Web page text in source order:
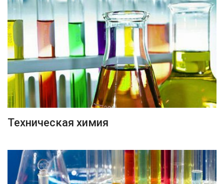
ПОДРОБНЕЕ
Техническая химия